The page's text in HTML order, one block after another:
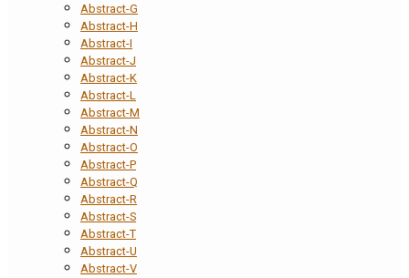
Abstract-G
Abstract-H
Abstract-I
Abstract-J
Abstract-K
Abstract-L
Abstract-M
Abstract-N
Abstract-O
Abstract-P
Abstract-Q
Abstract-R
Abstract-S
Abstract-T
Abstract-U
Abstract-V